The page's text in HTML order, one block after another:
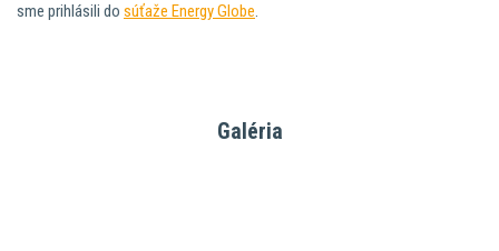
sme prihlásili do súťaže Energy Globe.
Galéria